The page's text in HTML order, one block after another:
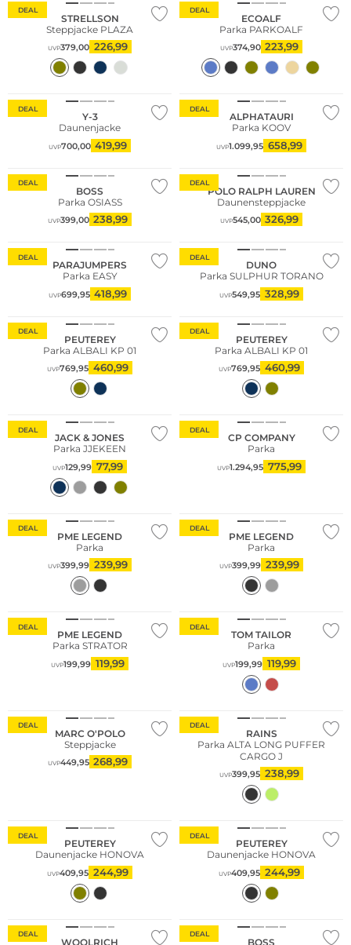
DEAL
STRELLSON
Steppjacke PLAZA
UVP379,00 226,99
DEAL
ECOALF
Parka PARKOALF
UVP374,90 223,99
DEAL
Y-3
Daunenjacke
UVP700,00 419,99
DEAL
ALPHATAURI
Parka KOOV
UVP1.099,95 658,99
DEAL
BOSS
Parka OSIASS
UVP399,00 238,99
DEAL
POLO RALPH LAUREN
Daunensteppjacke
UVP545,00 326,99
DEAL
PARAJUMPERS
Parka EASY
UVP699,95 418,99
DEAL
DUNO
Parka SULPHUR TORANO
UVP549,95 328,99
DEAL
PEUTEREY
Parka ALBALI KP 01
UVP769,95 460,99
DEAL
PEUTEREY
Parka ALBALI KP 01
UVP769,95 460,99
DEAL
JACK & JONES
Parka JJEKEEN
UVP129,99 77,99
DEAL
CP COMPANY
Parka
UVP1.294,95 775,99
DEAL
PME LEGEND
Parka
UVP399,99 239,99
DEAL
PME LEGEND
Parka
UVP399,99 239,99
DEAL
PME LEGEND
Parka STRATOR
UVP199,99 119,99
DEAL
TOM TAILOR
Parka
UVP199,99 119,99
DEAL
MARC O'POLO
Steppjacke
UVP449,95 268,99
DEAL
RAINS
Parka ALTA LONG PUFFER
CARGO J
UVP399,95 238,99
DEAL
PEUTEREY
Daunenjacke HONOVA
UVP409,95 244,99
DEAL
PEUTEREY
Daunenjacke HONOVA
UVP409,95 244,99
DEAL
WOOLRICH
DEAL
BOSS